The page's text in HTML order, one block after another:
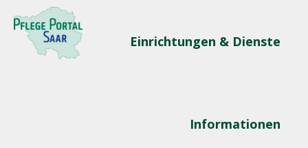
Einrichtungen & Dienste
Informationen